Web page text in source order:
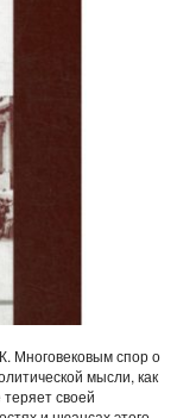
Многовековым спор о
мысли, как
своей